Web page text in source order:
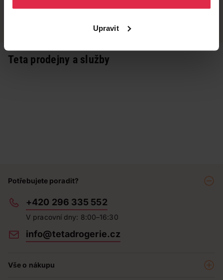
Upravit
Vyzvednutí na
Široká síť prodejen
Teta prodejny a služby
Potřebujete poradit?
+420 296 335 552
V pracovní dny: 8:00–16:30
info@tetadrogerie.cz
Vše o nákupu